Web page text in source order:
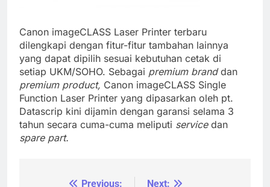
Canon imageCLASS Laser Printer terbaru
dilengkapi dengan fitur-fitur tambahan lainnya
yang dapat dipilih sesuai kebutuhan cetak di
setiap UKM/SOHO. Sebagai premium branddan
premium product, Canon imageCLASS Single
Function Laser Printer yang dipasarkan oleh pt.
Datascrip kini dijamin dengan garansi selama 3
tahun secara cuma-cuma meliputi servicedan
spare part.
Previous:
Next: